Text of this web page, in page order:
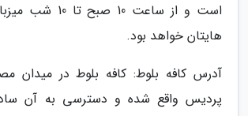
است و از ساعت 10
هایتان خواهد بود.
آدرس کافه بلوط: کافه بلوط در میدان
پردیس واقع شده و دسترسی به آن